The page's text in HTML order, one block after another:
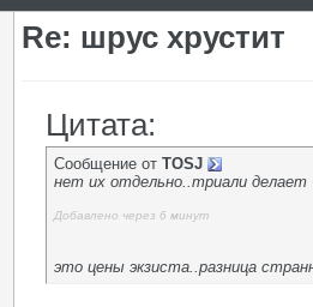
Re: шрус хрустит
Цитата:
Сообщение от TOSJ
нет их отдельно..триали
Добавлено через 6 минут
это цены экзиста..разница